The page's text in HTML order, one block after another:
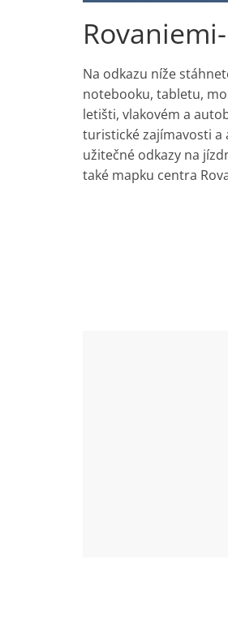
Na odkazu níže
notebooku, tabletu,
letišti, vlakovém a
turistické zajímavosti a
užitečné odkazy na
také mapku centra